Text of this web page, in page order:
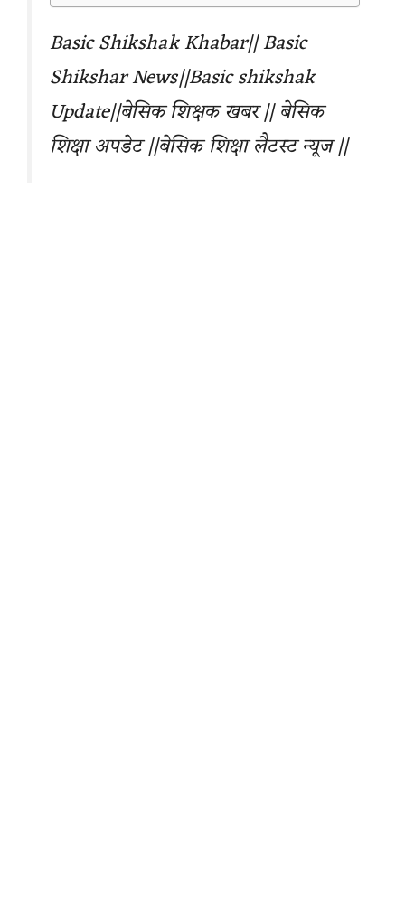
Basic Shikshak Khabar|| Basic
Shikshar News||Basic shikshak
Update||बेसिक शिक्षक खबर || बेसिक
शिक्षा अपडेट ||बेसिक शिक्षा लैटस्ट न्यूज ||